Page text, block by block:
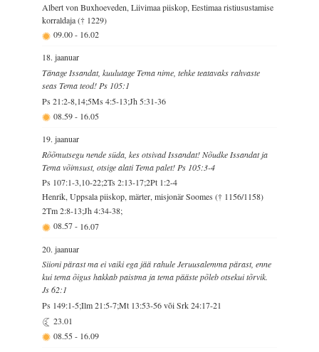
Albert von Buxhoeveden, Liivimaa piiskop, Eestimaa ristiusustamise
korraldaja († 1229)
09.00- 16.02
18. jaanuar
Tänage Issandat, kuulutage Tema nime, tehke teatavaks rahvaste
seas Tema teod! Ps 105:1
Ps 21:2-8,14;5Ms 4:5-13;Jh 5:31-36
08.59- 16.05
19. jaanuar
Rõõmutsegu nende süda, kes otsivad Issandat! Nõudke Issandat ja
Tema võimsust, otsige alati Tema palet! Ps 105:3-4
Ps 107:1-3,10-22;2Ts 2:13-17;2Pt 1:2-4
Henrik, Uppsala piiskop, märter, misjonär Soomes († 1156/1158)
2Tm 2:8-13;Jh 4:34-38;
08.57- 16.07
20. jaanuar
Siioni pärast ma ei vaiki ega jää rahule Jeruusalemma pärast, enne
kui tema õigus hakkab paistma ja tema pääste põleb otsekui tõrvik.
Js 62:1
Ps 149:1-5;Ilm 21:5-7;Mt 13:53-56 või Srk 24:17-21
23.01
08.55- 16.09